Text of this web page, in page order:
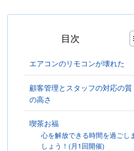
目次
エアコンのリモコンが壊れた
顧客管理とスタッフの対応の質
の高さ
喫茶お福
心を解放できる時間を過ごし
しょう！(月1回開催)